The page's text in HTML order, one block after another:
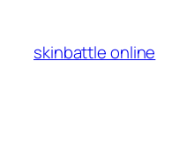
содержимому
skinbattle online